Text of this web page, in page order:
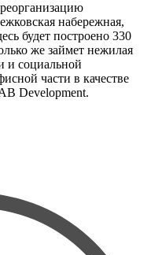
набережная,
будет построено 330
же займет нежилая
и социальной
части в качестве
Development.